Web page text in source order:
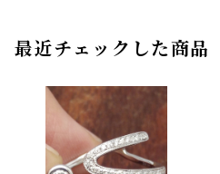
最近チェックした商品